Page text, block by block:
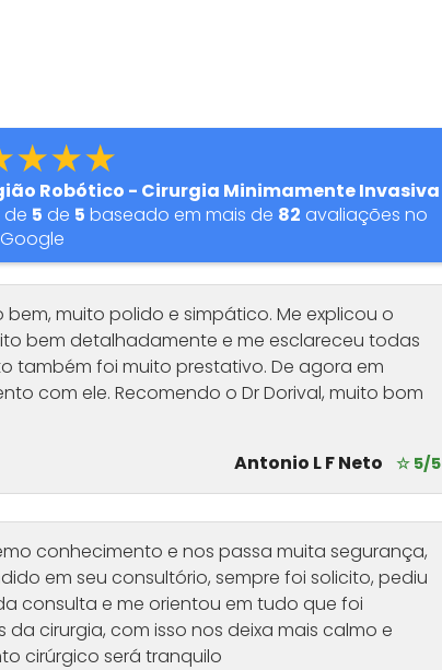
Robótico - Cirurgia Minimamente Invasiva
5 de 5 baseado em mais de 82 avaliações no
Google
bem, muito polido e simpático. Me explicou o
bem detalhadamente e me esclareceu todas
também foi muito prestativo. De agora em
com ele. Recomendo o Dr Dorival, muito bom
Antonio L F Neto
☆ 5/5
conhecimento e nos passa muita segurança,
em seu consultório, sempre foi solicito, pediu
consulta e me orientou em tudo que foi
cirurgia, com isso nos deixa mais calmo e
cirúrgico será tranquilo